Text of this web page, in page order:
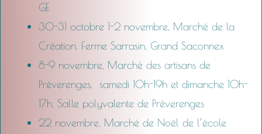
GE
30-31 octobre 1-2 novembre, Marché de la
Création, Ferme Sarrasin, Grand Saconnex
8-9 novembre, Marché des artisans de
Préverenges, samedi 10h-19h et dimanche 10h-
17h, Salle polyvalente de Préverenges
22 novembre, Marché de Noël de l’école